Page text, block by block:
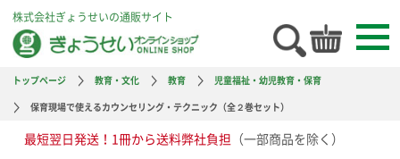
株式会社ぎょうせいの通販サイト
トップページ 教育・文化 教育
児童福祉・幼児教育・保育
保育現場で使えるカウンセリング・テクニック（全２巻セット）
最短翌日発送！1冊から送料弊社負担 （一部商品を除く）